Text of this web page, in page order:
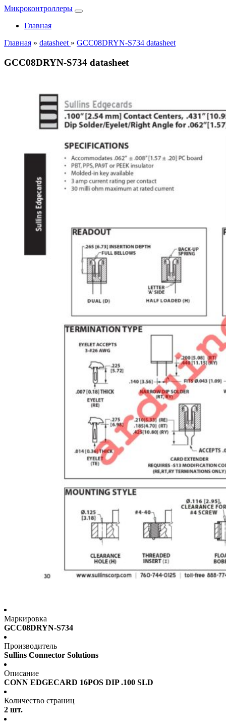
Микроконтроллеры
Главная
Главная » datasheet » GCC08DRYN-S734 datasheet
GCC08DRYN-S734 datasheet
Маркировка
GCC08DRYN-S734
Производитель
Sullins Connector Solutions
Описание
CONN EDGECARD 16POS DIP .100 SLD
Количество страниц
2 шт.